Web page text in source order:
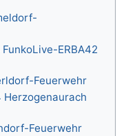
ERBA42
Feuerwehr
Feuerwehr